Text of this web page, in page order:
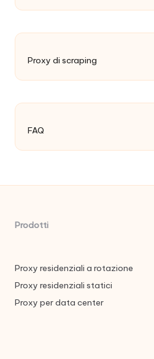
Proxy di scraping
FAQ
Prodotti
Proxy residenziali a rotazione
Proxy residenziali statici
Proxy per data center